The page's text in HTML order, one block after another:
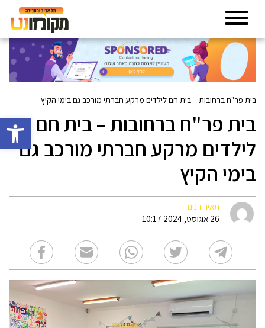
פתח
בית פר"ח ברחובות – בית חם לילדים מרקע חברתי מורכב גם בימי הקיץ
בית פר"ח ברחובות – בית חם
לילדים מרקע חברתי מורכב גם
בימי הקיץ
תאיר דנינו
26 אוגוסט, 2024 10:17